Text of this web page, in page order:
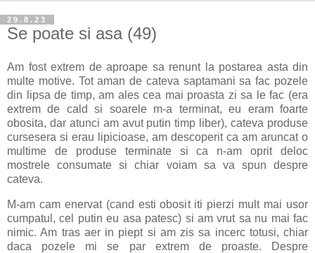
29.8.23
Se poate si asa (49)
Am fost extrem de aproape sa renunt la postarea asta din
multe motive. Tot aman de cateva saptamani sa fac pozele
din lipsa de timp, am ales cea mai proasta zi sa le fac (era
extrem de cald si soarele m-a terminat, eu eram foarte
obosita, dar atunci am avut putin timp liber), cateva produse
cursesera si erau lipicioase, am descoperit ca am aruncat o
multime de produse terminate si ca n-am oprit deloc
mostrele consumate si chiar voiam sa va spun despre
cateva.
M-am cam enervat (cand esti obosit iti pierzi mult mai usor
cumpatul, cel putin eu asa patesc) si am vrut sa nu mai fac
nimic. Am tras aer in piept si am zis sa incerc totusi, chiar
daca pozele mi se par extrem de proaste. Despre